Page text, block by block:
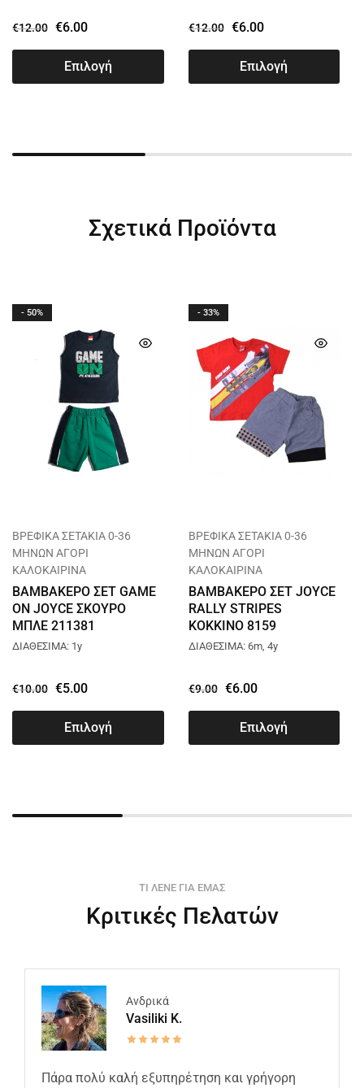
€12.00 €6.00
Επιλογή
€12.00 €6.00
Επιλογή
Σχετικά Προϊόντα
- 50%
ΒΡΕΦΙΚΑ ΣΕΤΑΚΙΑ 0-36
ΜΗΝΩΝ ΑΓΟΡΙ
ΚΑΛΟΚΑΙΡΙΝΑ
ΒΑΜΒΑΚΕΡΟ ΣΕΤ GAME
ON JOYCE ΣΚΟΥΡΟ
ΜΠΛΕ 211381
ΔΙΑΘΕΣΙΜΑ: 1y
€10.00 €5.00
Επιλογή
- 33%
ΒΡΕΦΙΚΑ ΣΕΤΑΚΙΑ 0-36
ΜΗΝΩΝ ΑΓΟΡΙ
ΚΑΛΟΚΑΙΡΙΝΑ
ΒΑΜΒΑΚΕΡΟ ΣΕΤ JOYCE
RALLY STRIPES
ΚΟΚΚΙΝΟ 8159
ΔΙΑΘΕΣΙΜΑ: 6m, 4y
€9.00 €6.00
Επιλογή
ΤΙ ΛΕΝΕ ΓΙΑ ΕΜΑΣ
Κριτικές Πελατών
Ανδρικά
Vasiliki K.
Πάρα πολύ καλή εξυπηρέτηση και γρήγορη